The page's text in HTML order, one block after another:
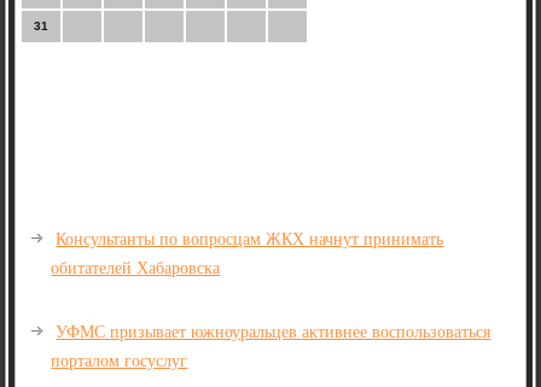
31
Консультанты по вопросцам ЖКХ начнут принимать
обитателей Хабаровска
УФМС призывает южноуральцев активнее воспользоваться
порталом госуслуг